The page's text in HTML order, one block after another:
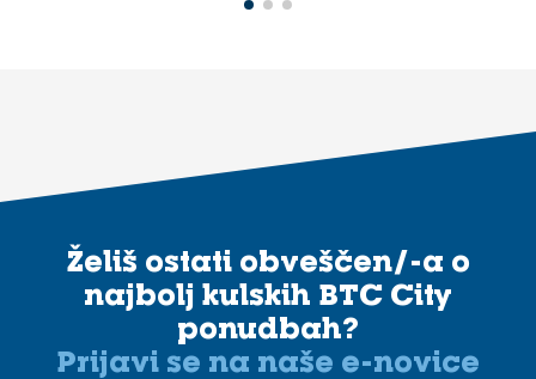
Želiš ostati obveščen/-a o
najbolj kulskih BTC City
ponudbah?
Prijavi se na naše e-novice